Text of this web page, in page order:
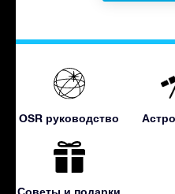
OSR руководство
Советы и подарки